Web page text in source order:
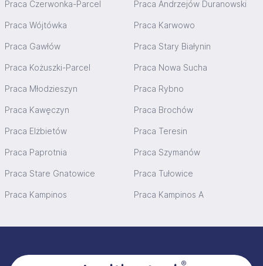
Praca Czerwonka-Parcel Praca Andrzejów Duranowski
Praca Wójtówka Praca Karwowo
Praca Gawłów Praca Stary Białynin
Praca Kożuszki-Parcel Praca Nowa Sucha
Praca Młodzieszyn Praca Rybno
Praca Kawęczyn Praca Brochów
Praca Elżbietów Praca Teresin
Praca Paprotnia Praca Szymanów
Praca Stare Gnatowice Praca Tułowice
Praca Kampinos Praca Kampinos A